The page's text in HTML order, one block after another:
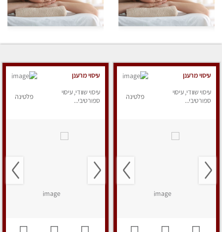
עיסוי מרענן
עיסוי שוודי, עיסוי
ספורטיבי...
פלטינה
עיסוי מרענן
עיסוי שוודי, עיסוי
ספורטיבי...
פלטינה